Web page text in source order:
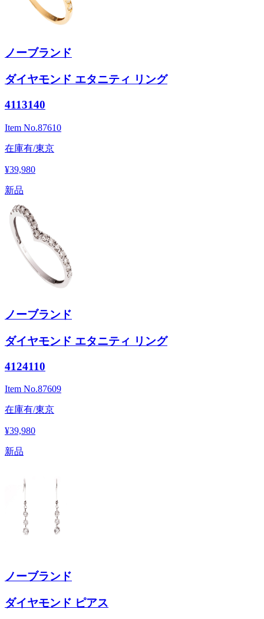
ノーブランド
ダイヤモンド エタニティ リング
4113140
Item No.87610
在庫有/東京
¥39,980
新品
ノーブランド
ダイヤモンド エタニティ リング
4124110
Item No.87609
在庫有/東京
¥39,980
新品
ノーブランド
ダイヤモンド ピアス